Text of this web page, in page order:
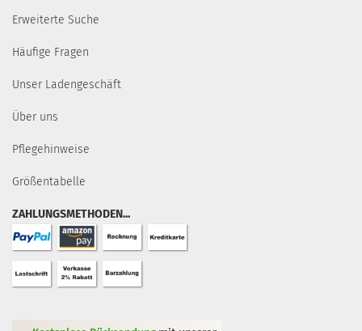
Erweiterte Suche
Häufige Fragen
Unser Ladengeschäft
Über uns
Pflegehinweise
Größentabelle
ZAHLUNGSMETHODEN...